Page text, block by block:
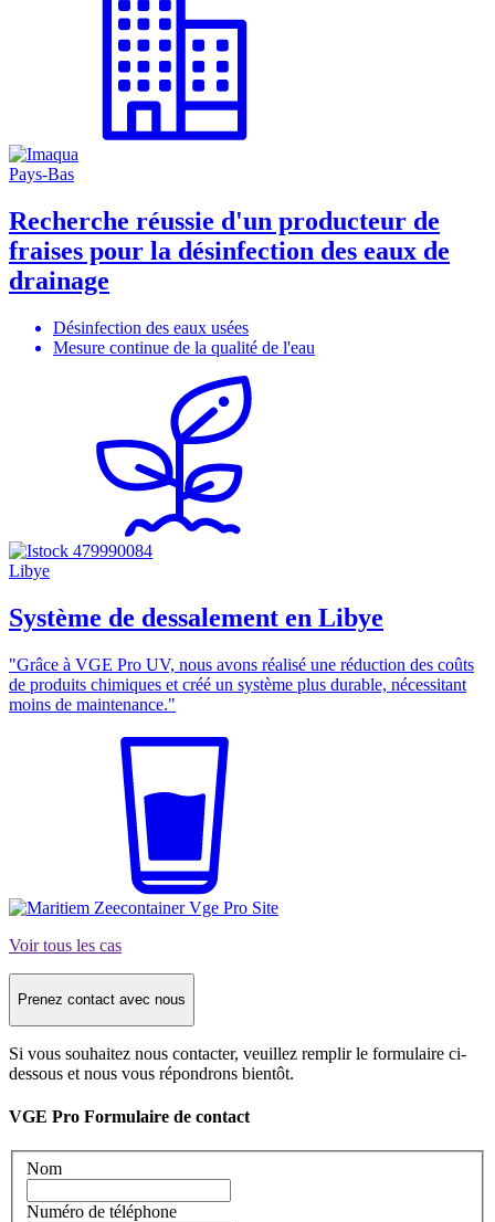
Pays-Bas
Recherche réussie d'un producteur de
fraises pour la désinfection des eaux de
drainage
Désinfection des eaux usées
Mesure continue de la qualité de l'eau
Libye
Système de dessalement en Libye
"Grâce à VGE Pro UV, nous avons réalisé une réduction des coûts
de produits chimiques et créé un système plus durable, nécessitant
moins de maintenance."
Voir tous les cas
Prenez contact avec nous
Si vous souhaitez nous contacter, veuillez remplir le formulaire ci-
dessous et nous vous répondrons bientôt.
VGE Pro Formulaire de contact
Nom
Numéro de téléphone